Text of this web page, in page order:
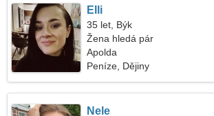
Elli
35 let, Býk
Žena hledá pár
Apolda
Peníze, Dějiny
Nele